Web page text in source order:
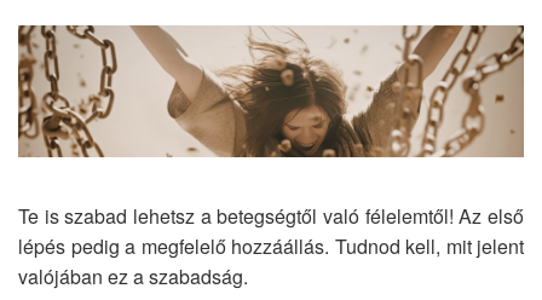
Te is szabad lehetsz a betegségtől való félelemtől! Az első
lépés pedig a megfelelő hozzáállás. Tudnod kell, mit jelent
valójában ez a szabadság.